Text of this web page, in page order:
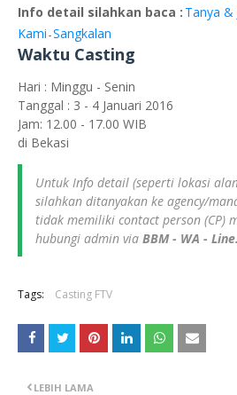
Info detail silahkan baca : Tanya &
Kami - Sangkalan
Waktu Casting
Hari : Minggu - Senin
Tanggal : 3 - 4 Januari 2016
Jam: 12.00 - 17.00 WIB
di Bekasi
Untuk Info detail (seperti lokasi
silahkan ditanyakan ke agency/
tidak memiliki contact person (CP)
hubungi admin via BBM - WA - Line.
Tags: Casting FTV
LEBIH LAMA